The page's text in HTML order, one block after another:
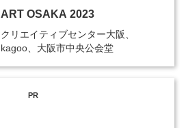
ART OSAKA 2023
クリエイティブセンター大阪、
kagoo、大阪市中央公会堂
PR